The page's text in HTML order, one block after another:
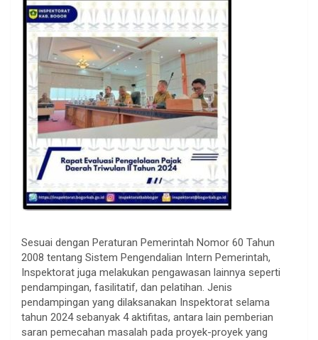
Sesuai dengan Peraturan Pemerintah Nomor 60 Tahun
2008 tentang Sistem Pengendalian Intern Pemerintah,
Inspektorat juga melakukan pengawasan lainnya seperti
pendampingan, fasilitatif, dan pelatihan. Jenis
pendampingan yang dilaksanakan Inspektorat selama
tahun 2024 sebanyak 4 aktifitas, antara lain pemberian
saran pemecahan masalah pada proyek-proyek yang